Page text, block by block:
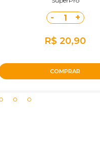
- 1 +
R$ 20,90
COMPRAR